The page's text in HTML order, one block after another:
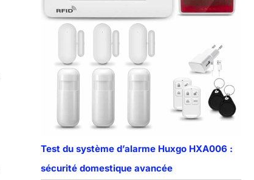
Test du système d’alarme Huxgo HXA006 :
sécurité domestique avancée